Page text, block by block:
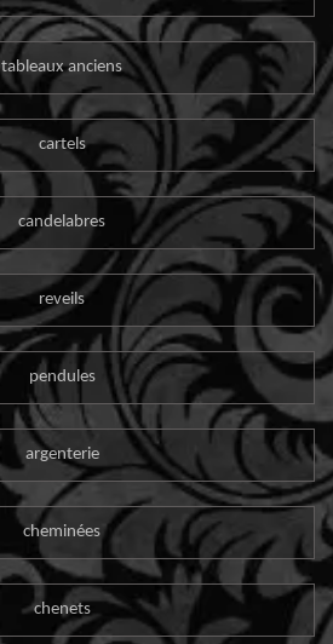
tableaux anciens
cartels
candelabres
reveils
pendules
argenterie
cheminées
chenets